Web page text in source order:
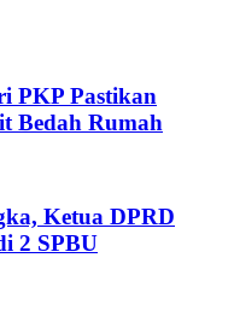
PKP Pastikan
Bedah Rumah
Ketua DPRD
2 SPBU